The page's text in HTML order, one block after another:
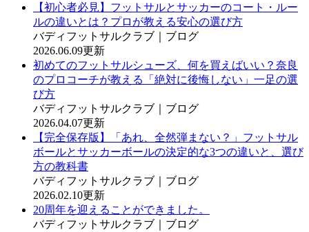
【初心者必見】フットサルとサッカーのコート・ルー
ルの違いとは？プロが教える安心の選び方
バディフットサルクラブ｜ブログ
2026.06.09更新
初めてのフットサルシューズ、何を買えばいい？奈良
のプロコーチが教える「絶対に後悔しない」一足の選
び方
バディフットサルクラブ｜ブログ
2026.04.07更新
【完全保存版】「あれ、全然弾まない？」フットサル
ボールとサッカーボールの決定的な3つの違いと、選び
方の教科書
バディフットサルクラブ｜ブログ
2026.02.10更新
20周年を迎えることができました。
バディフットサルクラブ｜ブログ